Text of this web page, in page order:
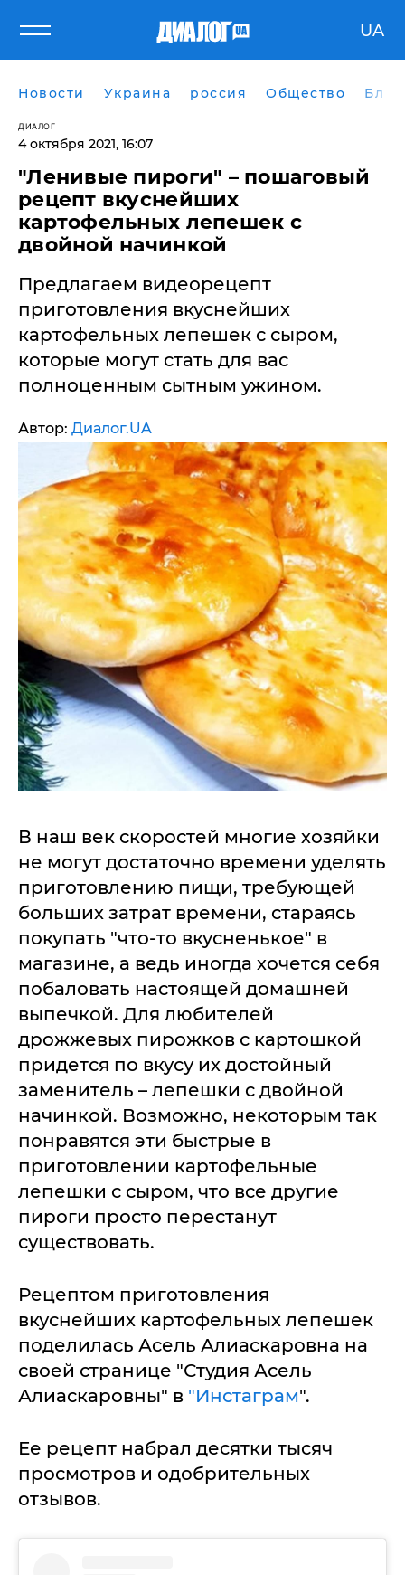
UA
Новости Украина россия Общество
ДИАЛОГ
4 октября 2021, 16:07
"Ленивые пироги" – пошаговый
рецепт вкуснейших
картофельных лепешек с
двойной начинкой
Предлагаем видеорецепт
приготовления вкуснейших
картофельных лепешек с сыром,
которые могут стать для вас
полноценным сытным ужином.
Автор: Диалог.UA
В наш век скоростей многие хозяйки
не могут достаточно времени уделять
приготовлению пищи, требующей
больших затрат времени, стараясь
покупать "что-то вкусненькое" в
магазине, а ведь иногда хочется себя
побаловать настоящей домашней
выпечкой. Для любителей
дрожжевых пирожков с картошкой
придется по вкусу их достойный
заменитель – лепешки с двойной
начинкой. Возможно, некоторым так
понравятся эти быстрые в
приготовлении картофельные
лепешки с сыром, что все другие
пироги просто перестанут
существовать.
Рецептом приготовления
вкуснейших картофельных лепешек
поделилась Асель Алиаскаровна на
своей странице "Студия Асель
Алиаскаровны" в "Инстаграм".
Ее рецепт набрал десятки тысяч
просмотров и одобрительных
отзывов.